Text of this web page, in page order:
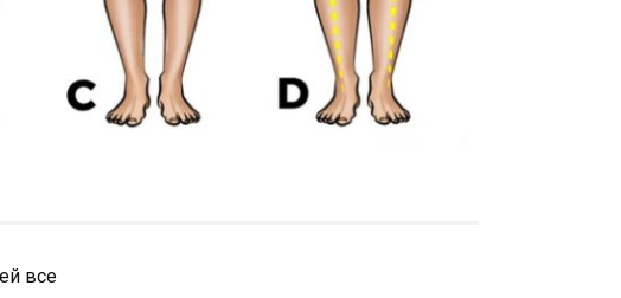
все